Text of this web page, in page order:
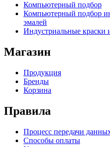
Компьютерный подбор
Компьютерный подбор
эмалей
Индустриальные краски
Магазин
Продукция
Бренды
Корзина
Правила
Процесс передачи
Способы оплаты